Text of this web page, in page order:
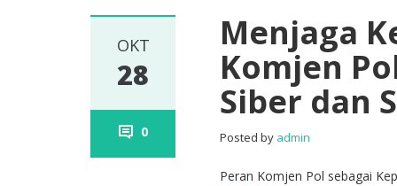
OKT
28
0
Menjaga
Komjen
Siber dan
Posted by admin
Peran Komjen Pol sebagai